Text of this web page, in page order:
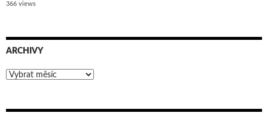
366 views
ARCHIVY
Archivy